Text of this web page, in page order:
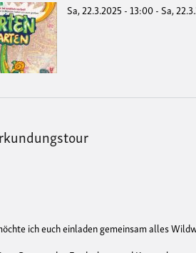
Sa, 22.3.2025 - 13:00-Sa,
ich euch einladen gemeinsam alles